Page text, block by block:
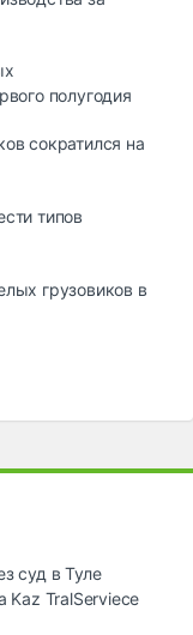
полугодия
сократился на
типов
грузовиков в
суд в Туле
Kaz TralServiece